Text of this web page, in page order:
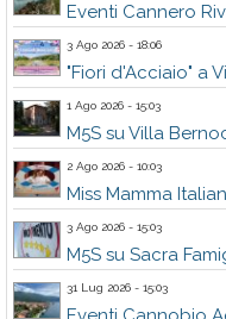
Eventi Cannero
3 Ago 2026 - 18:06
"Fiori d'Acciaio" a
1 Ago 2026 - 15:03
M5S su Villa
2 Ago 2026 - 10:03
Miss Mamma
3 Ago 2026 - 15:03
M5S su Sacra
31 Lug 2026 - 15:03